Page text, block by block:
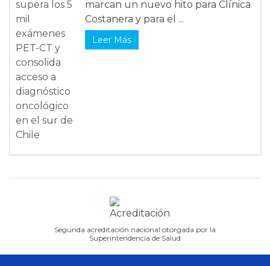
marcan un nuevo hito para Clínica
Costanera y para el ...
Leer Más
Segunda acreditación nacional otorgada por la
Superintendencia de Salud